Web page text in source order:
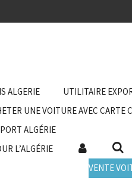
ALGERIE
UTILITAIRE
UNE VOITURE AVEC CARTE
ALGÉRIE
L’ALGÉRIE
VENTE